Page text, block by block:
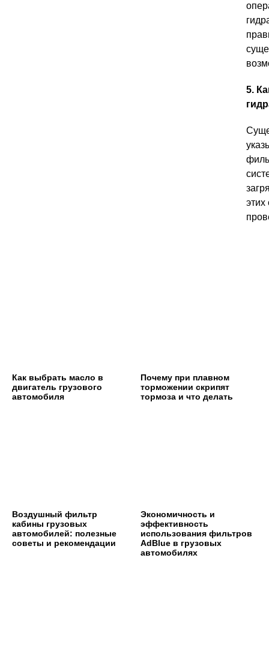
5.
этих
Как выбрать масло в
двигатель грузового
автомобиля
Почему при плавном
торможении скрипят
тормоза и что делать
Воздушный фильтр
кабины грузовых
автомобилей: полезные
советы и рекомендации
Экономичность и
эффективность
использования фильтров
AdBlue в грузовых
автомобилях